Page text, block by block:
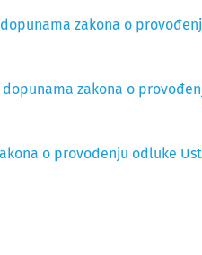
zakona o
zakona o
o provođenju odluke